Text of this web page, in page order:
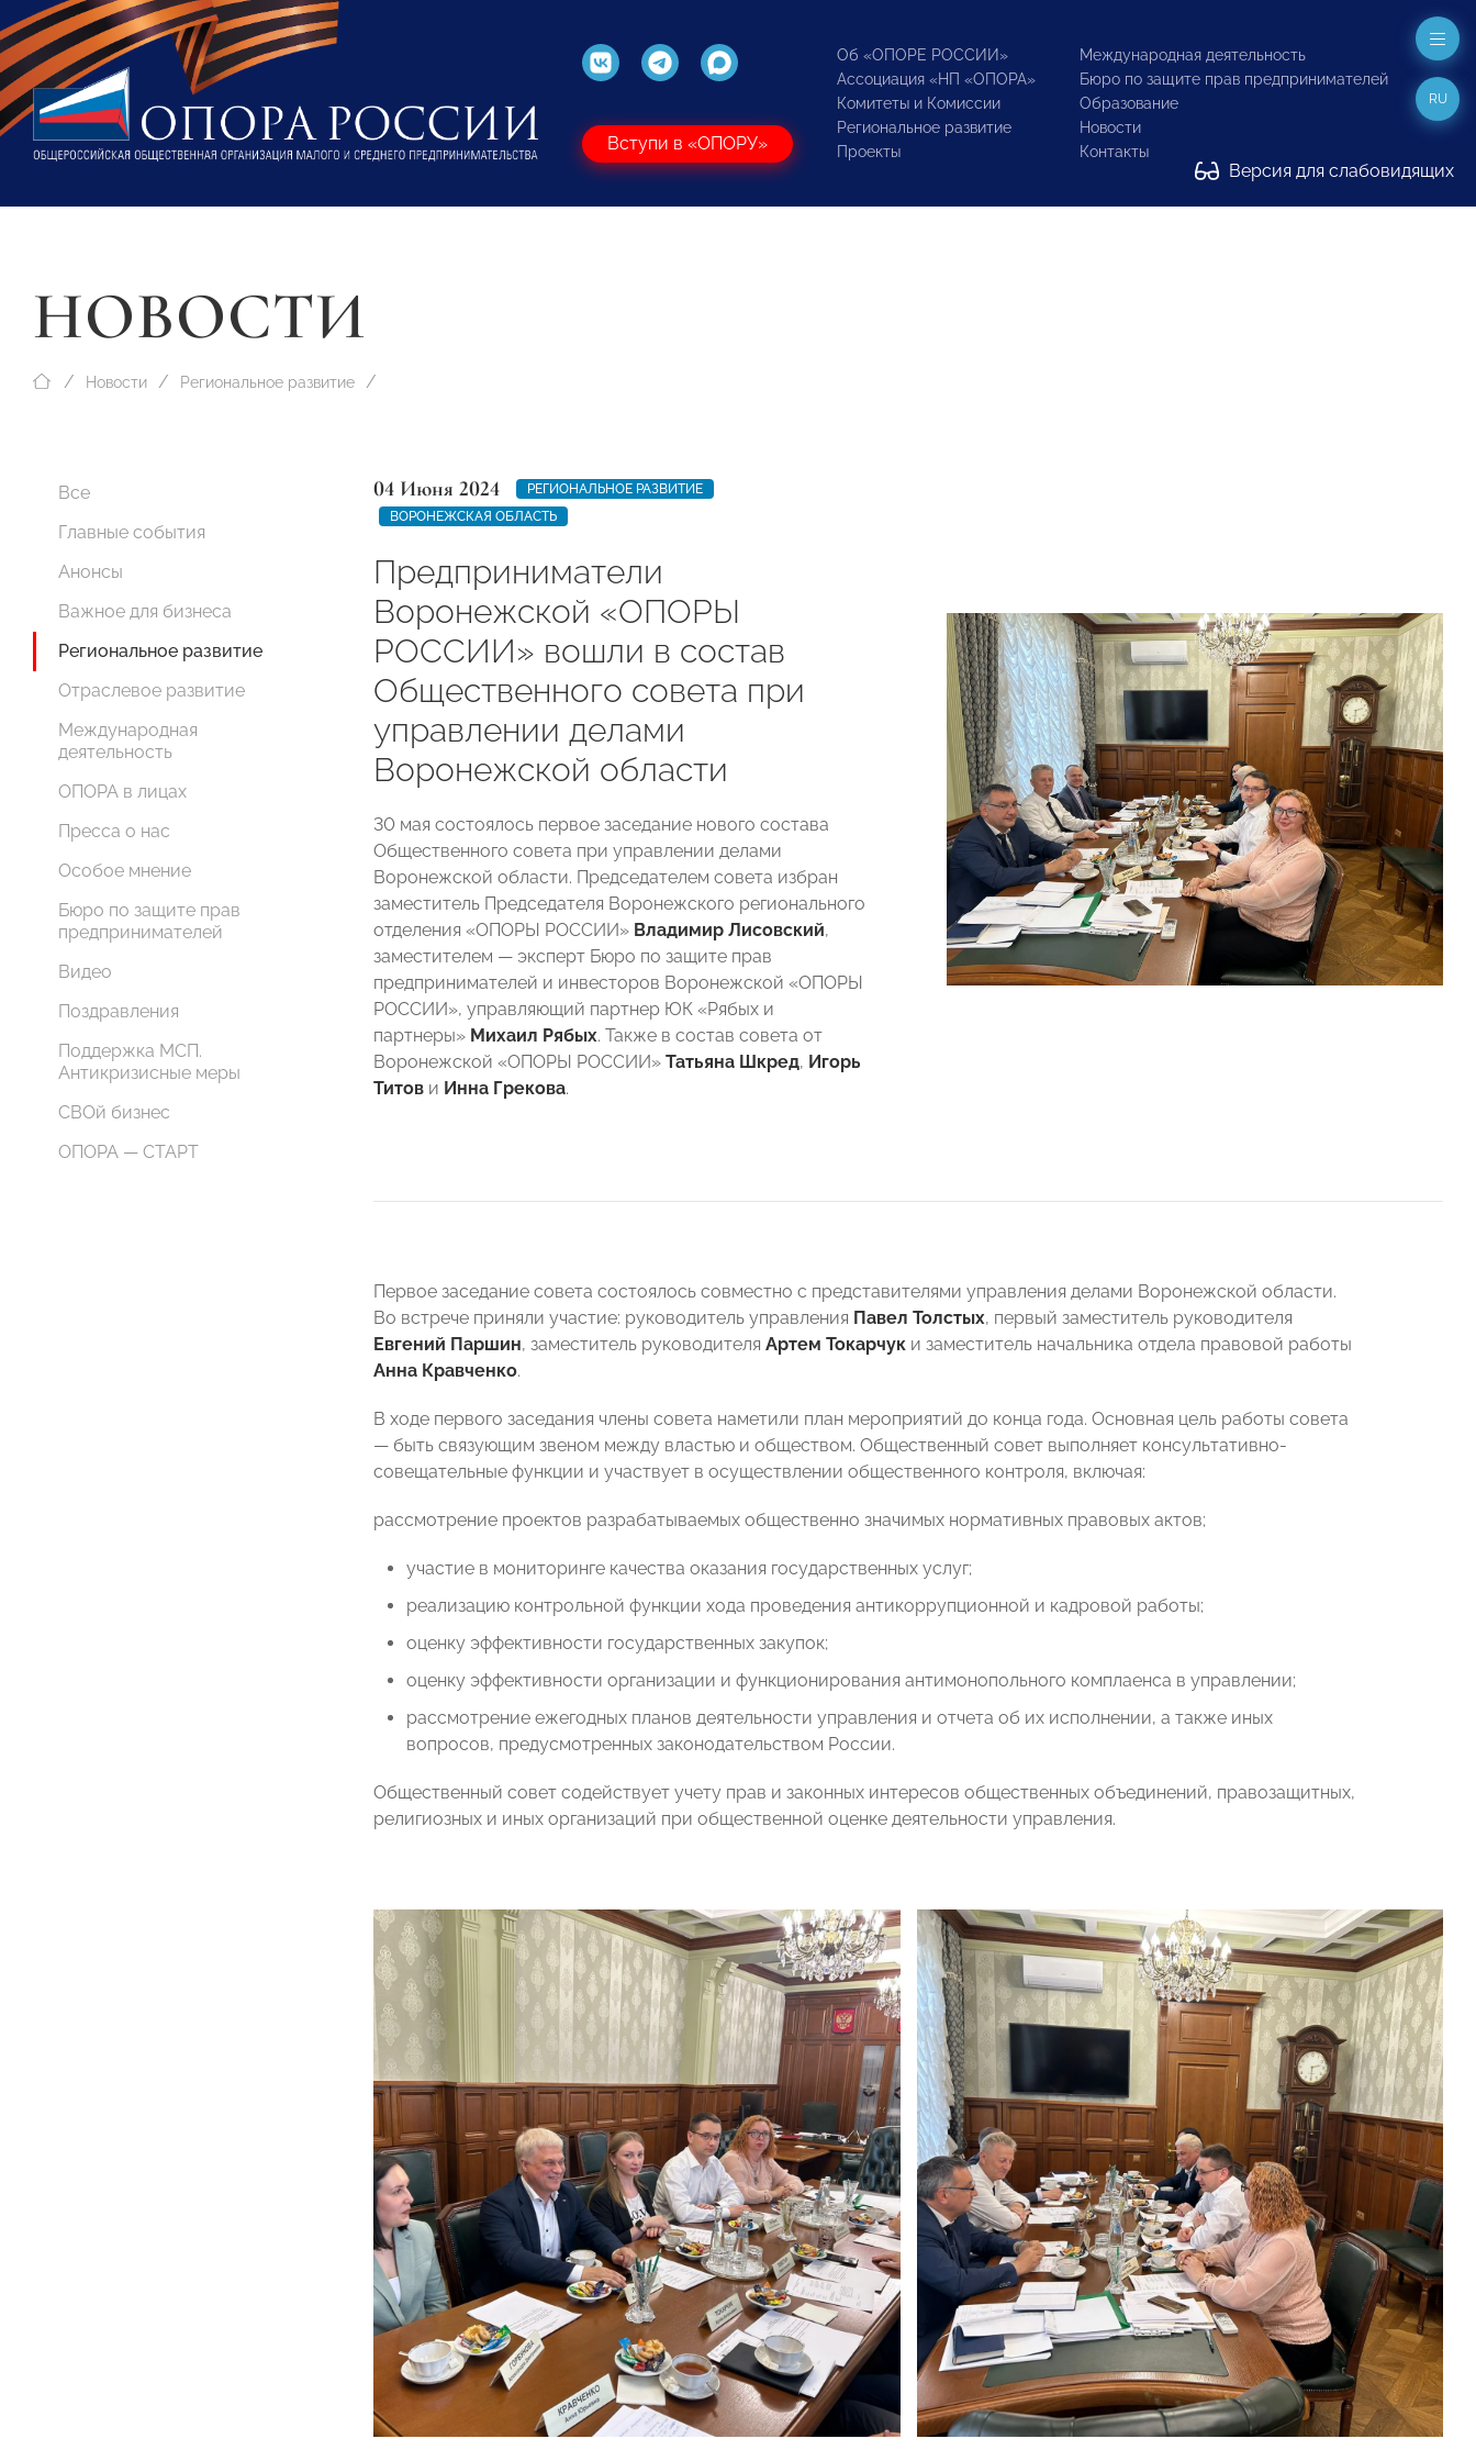
Вступи в «ОПОРУ»
Об «ОПОРЕ РОССИИ»
Ассоциация «НП «ОПОРА»
Комитеты и Комиссии
Региональное развитие
Проекты
Международная деятельность
Бюро по защите прав предпринимателей
Образование
Новости
Контакты
Версия для слабовидящих
RU
НОВОСТИ
Новости Региональное развитие
Все
Главные события
Анонсы
Важное для бизнеса
Региональное развитие
Отраслевое развитие
Международная
деятельность
ОПОРА в лицах
Пресса о нас
Особое мнение
Бюро по защите прав
предпринимателей
Видео
Поздравления
Поддержка МСП.
Антикризисные меры
СВОй бизнес
ОПОРА — СТАРТ
04 Июня 2024
РЕГИОНАЛЬНОЕ РАЗВИТИЕ
ВОРОНЕЖСКАЯ ОБЛАСТЬ
Предприниматели
Воронежской «ОПОРЫ
РОССИИ» вошли в состав
Общественного совета при
управлении делами
Воронежской области
30 мая состоялось первое заседание нового состава
Общественного совета при управлении делами
Воронежской области. Председателем совета избран
заместитель Председателя Воронежского регионального
отделения «ОПОРЫ РОССИИ» Владимир Лисовский,
заместителем — эксперт Бюро по защите прав
предпринимателей и инвесторов Воронежской «ОПОРЫ
РОССИИ», управляющий партнер ЮК «Рябых и
партнеры» Михаил Рябых. Также в состав совета от
Воронежской «ОПОРЫ РОССИИ» Татьяна Шкред, Игорь
Титов и Инна Грекова.
Первое заседание совета состоялось совместно с представителями управления делами Воронежской области.
Во встрече приняли участие: руководитель управления Павел Толстых, первый заместитель руководителя
Евгений Паршин, заместитель руководителя Артем Токарчук и заместитель начальника отдела правовой работы
Анна Кравченко.
В ходе первого заседания члены совета наметили план мероприятий до конца года. Основная цель работы совета
— быть связующим звеном между властью и обществом. Общественный совет выполняет консультативно-
совещательные функции и участвует в осуществлении общественного контроля, включая:
рассмотрение проектов разрабатываемых общественно значимых нормативных правовых актов;
участие в мониторинге качества оказания государственных услуг;
реализацию контрольной функции хода проведения антикоррупционной и кадровой работы;
оценку эффективности государственных закупок;
оценку эффективности организации и функционирования антимонопольного комплаенса в управлении;
рассмотрение ежегодных планов деятельности управления и отчета об их исполнении, а также иных
вопросов, предусмотренных законодательством России.
Общественный совет содействует учету прав и законных интересов общественных объединений, правозащитных,
религиозных и иных организаций при общественной оценке деятельности управления.